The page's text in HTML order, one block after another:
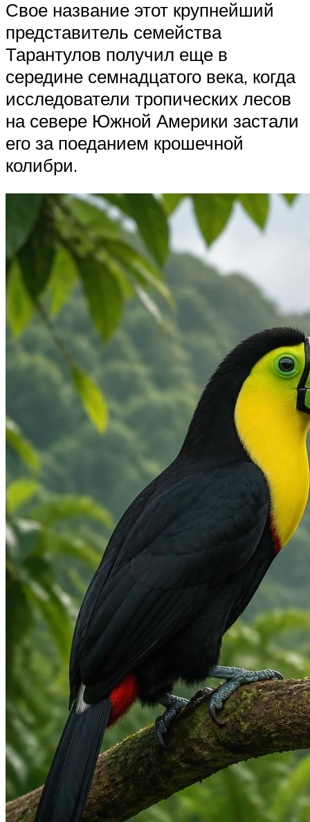
Свое название этот крупнейший
представитель семейства
Тарантулов получил еще в
середине семнадцатого века, когда
исследователи тропических лесов
на севере Южной Америки застали
его за поеданием крошечной
колибри.